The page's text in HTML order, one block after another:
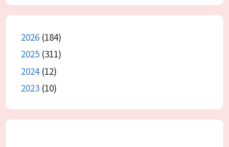
2026 (184)
2025 (311)
2024(12)
2023 (10)